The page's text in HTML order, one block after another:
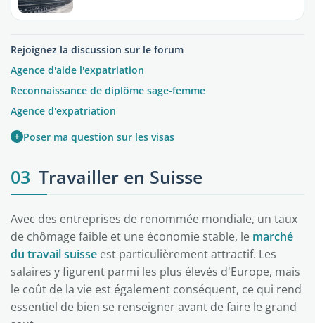
Rejoignez la discussion sur le forum
Agence d'aide l'expatriation
Reconnaissance de diplôme sage-femme
Agence d'expatriation
+ Poser ma question sur les visas
03 Travailler en Suisse
Avec des entreprises de renommée mondiale, un taux
de chômage faible et une économie stable, le marché
du travail suisse est particulièrement attractif. Les
salaires y figurent parmi les plus élevés d'Europe, mais
le coût de la vie est également conséquent, ce qui rend
essentiel de bien se renseigner avant de faire le grand